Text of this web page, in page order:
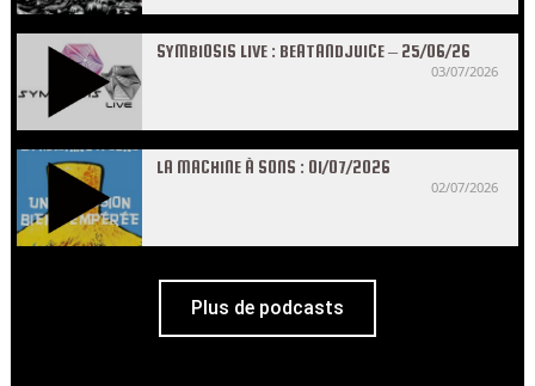
SYMBIOSIS LIVE : BEATANDJUICE – 25/06/26
03/07/2026
LA MACHINE À SONS : 01/07/2026
02/07/2026
Plus de podcasts